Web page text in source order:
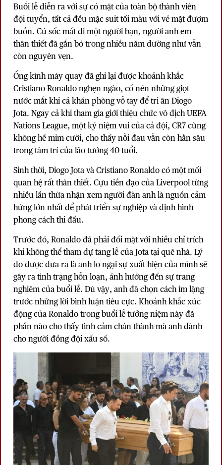
Buổi lễ diễn ra với sự có mặt của toàn bộ thành viên
đội tuyển, tất cả đều mặc suit tối màu với vẻ mặt đượm
buồn. Cú sốc mất đi một người bạn, người anh em
thân thiết đã gắn bó trong nhiều năm dường như vẫn
còn nguyên vẹn.
Ống kính máy quay đã ghi lại được khoảnh khắc
Cristiano Ronaldo nghẹn ngào, cố nén những giọt
nước mắt khi cả khán phòng vỗ tay để tri ân Diogo
Jota. Ngay cả khi tham gia giới thiệu chức vô địch UEFA
Nations League, một kỷ niệm vui của cả đội, CR7 cũng
không hề mỉm cười, cho thấy nỗi đau vẫn còn hằn sâu
trong tâm trí của lão tướng 40 tuổi.
Sinh thời, Diogo Jota và Cristiano Ronaldo có một mối
quan hệ rất thân thiết. Cựu tiền đạo của Liverpool từng
nhiều lần thừa nhận xem người đàn anh là nguồn cảm
hứng lớn nhất để phát triển sự nghiệp và định hình
phong cách thi đấu.
Trước đó, Ronaldo đã phải đối mặt với nhiều chỉ trích
khi không thể tham dự tang lễ của Jota tại quê nhà. Lý
do được đưa ra là anh lo ngại sự xuất hiện của mình sẽ
gây ra tình trạng hỗn loạn, ảnh hưởng đến sự trang
nghiêm của buổi lễ. Dù vậy, anh đã chọn cách im lặng
trước những lời bình luận tiêu cực. Khoảnh khắc xúc
động của Ronaldo trong buổi lễ tưởng niệm này đã
phần nào cho thấy tình cảm chân thành mà anh dành
cho người đồng đội xấu số.